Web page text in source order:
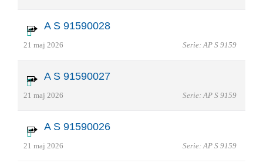
A S 91590028
21 maj 2026 Serie: AP S 9159
A S 91590027
21 maj 2026 Serie: AP S 9159
A S 91590026
21 maj 2026 Serie: AP S 9159